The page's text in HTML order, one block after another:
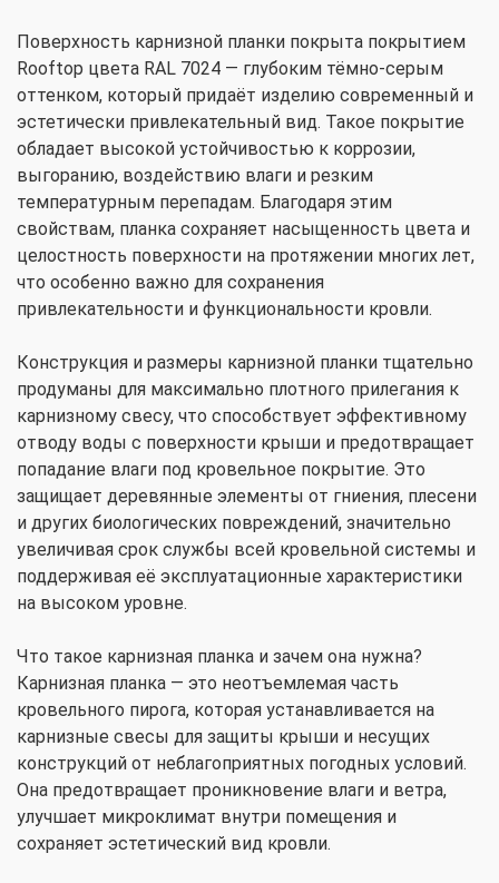
Поверхность карнизной планки покрыта покрытием
Rooftop цвета RAL 7024 — глубоким тёмно-серым
оттенком, который придаёт изделию современный и
эстетически привлекательный вид. Такое покрытие
обладает высокой устойчивостью к коррозии,
выгоранию, воздействию влаги и резким
температурным перепадам. Благодаря этим
свойствам, планка сохраняет насыщенность цвета и
целостность поверхности на протяжении многих лет,
что особенно важно для сохранения
привлекательности и функциональности кровли.
Конструкция и размеры карнизной планки тщательно
продуманы для максимально плотного прилегания к
карнизному свесу, что способствует эффективному
отводу воды с поверхности крыши и предотвращает
попадание влаги под кровельное покрытие. Это
защищает деревянные элементы от гниения, плесени
и других биологических повреждений, значительно
увеличивая срок службы всей кровельной системы и
поддерживая её эксплуатационные характеристики
на высоком уровне.
Что такое карнизная планка и зачем она нужна?
Карнизная планка — это неотъемлемая часть
кровельного пирога, которая устанавливается на
карнизные свесы для защиты крыши и несущих
конструкций от неблагоприятных погодных условий.
Она предотвращает проникновение влаги и ветра,
улучшает микроклимат внутри помещения и
сохраняет эстетический вид кровли.